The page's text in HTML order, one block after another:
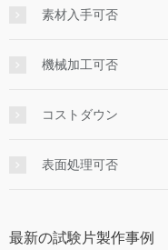
素材入手可否
機械加工可否
コストダウン
表面処理可否
最新の試験片製作事例